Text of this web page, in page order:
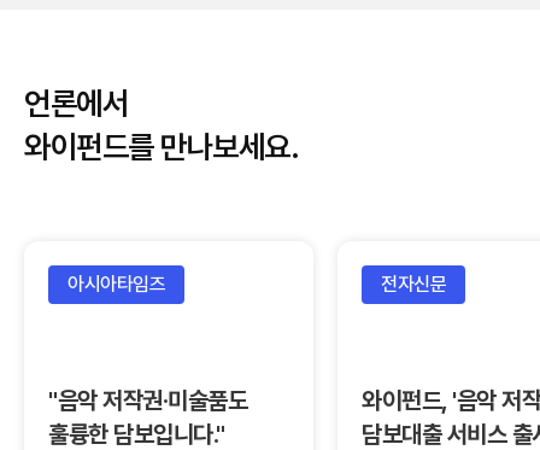
언론에서
와이펀드를 만나보세요.
아시아타임즈
"음악 저작권·미술품도
훌륭한 담보입니다."
전자신문
와이펀드, '음악 저
담보대출 서비스 출